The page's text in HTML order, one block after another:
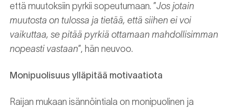
että muutoksiin pyrkii sopeutumaan. ”Jos jotain
muutosta on tulossa ja tietää, että siihen ei voi
vaikuttaa, se pitää pyrkiä ottamaan mahdollisimman
nopeasti vastaan”, hän neuvoo.
Monipuolisuus ylläpitää motivaatiota
Raijan mukaan isännöintiala on monipuolinen ja